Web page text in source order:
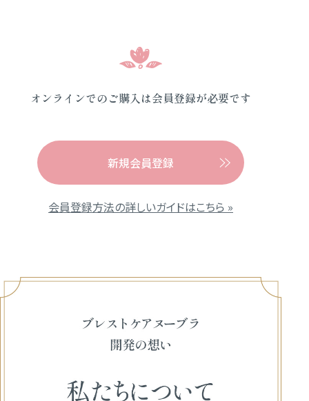
オンラインでのご購入は会員登録が必要です
新規会員登録
会員登録方法の詳しいガイドはこちら »